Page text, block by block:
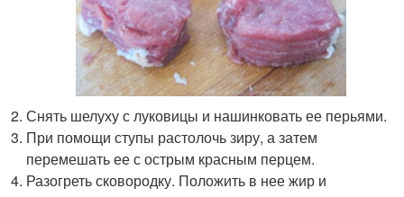
Снять шелуху с луковицы и нашинковать ее перьями.
При помощи ступы растолочь зиру, а затем
перемешать ее с острым красным перцем.
Разогреть сковородку. Положить в нее жир и